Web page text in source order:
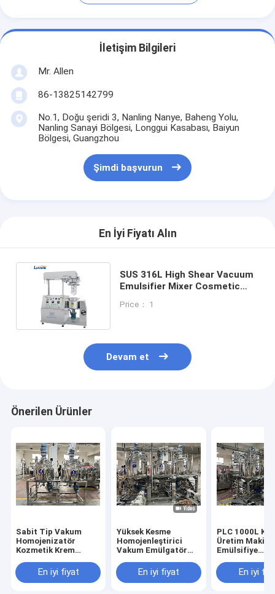
İletişim Bilgileri
Mr. Allen
86-13825142799
No.1, Doğu şeridi 3, Nanling Nanye, Baheng Yolu,
Nanling Sanayi Bölgesi, Longgui Kasabası, Baiyun
Bölgesi, Guangzhou
Şimdi başvurun
En İyi Fiyatı Alın
SUS 316L High Shear Vacuum
Emulsifier Mixer Cosmetic
Price： 1
Devam et
Önerilen Ürünler
Sabit Tip Vakum
Homojenizatör
Kozmetik Krem
Merhem Karıştırma
Makinesi
En iyi fiyat
Yüksek Kesme
Homojenleştirici
Vakum Emülgatör
Emülgatör Makinesi
En iyi fiyat
PLC 1000L
Üretim
Emülsifiye
Yapıştır
Karıştırıcı
En iyi